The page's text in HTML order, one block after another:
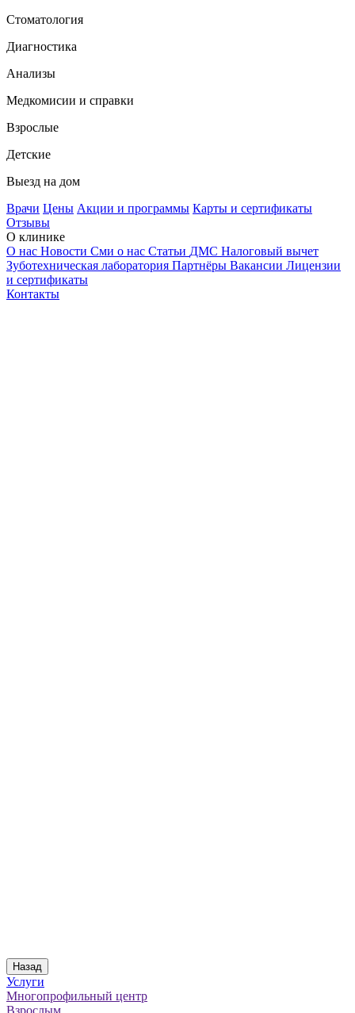
Стоматология
Диагностика
Анализы
Медкомисии и справки
Взрослые
Детские
Выезд на дом
Врачи Цены Акции и программы Карты и сертификаты
Отзывы
О клинике
О нас Новости Сми о нас Статьи ДМС Налоговый вычет
Зуботехническая лаборатория Партнёры Вакансии Лицензии
и сертификаты
Контакты
Назад
Услуги
Многопрофильный центр